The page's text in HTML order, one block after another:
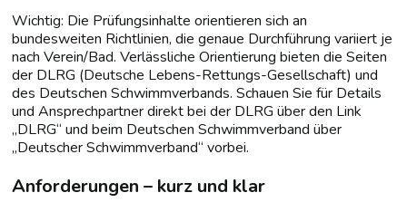
Wichtig: Die Prüfungsinhalte orientieren sich an
bundesweiten Richtlinien, die genaue Durchführung variiert je
nach Verein/Bad. Verlässliche Orientierung bieten die Seiten
der DLRG (Deutsche Lebens-Rettungs-Gesellschaft) und
des Deutschen Schwimmverbands. Schauen Sie für Details
und Ansprechpartner direkt bei der DLRG über den Link
„DLRG“ und beim Deutschen Schwimmverband über
„Deutscher Schwimmverband“ vorbei.
Anforderungen – kurz und klar